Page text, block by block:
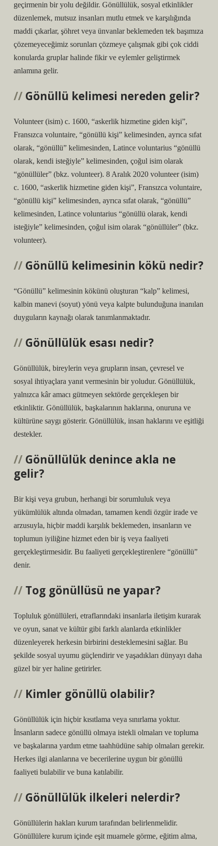
geçirmenin bir yolu değildir. Gönüllülük, sosyal etkinlikler
düzenlemek, mutsuz insanları mutlu etmek ve karşılığında
maddi çıkarlar, şöhret veya ünvanlar beklemeden tek başımıza
çözemeyeceğimiz sorunları çözmeye çalışmak gibi çok ciddi
konularda gruplar halinde fikir ve eylemler geliştirmek
anlamına gelir.
Gönüllü kelimesi nereden gelir?
Volunteer (isim) c. 1600, “askerlik hizmetine giden kişi”,
Fransızca voluntaire, “gönüllü kişi” kelimesinden, ayrıca sıfat
olarak, “gönüllü” kelimesinden, Latince voluntarius “gönüllü
olarak, kendi isteğiyle” kelimesinden, çoğul isim olarak
“gönüllüler” (bkz. volunteer). 8 Aralık 2020 volunteer (isim)
c. 1600, “askerlik hizmetine giden kişi”, Fransızca voluntaire,
“gönüllü kişi” kelimesinden, ayrıca sıfat olarak, “gönüllü”
kelimesinden, Latince voluntarius “gönüllü olarak, kendi
isteğiyle” kelimesinden, çoğul isim olarak “gönüllüler” (bkz.
volunteer).
Gönüllü kelimesinin kökü nedir?
“Gönüllü” kelimesinin kökünü oluşturan “kalp” kelimesi,
kalbin manevi (soyut) yönü veya kalpte bulunduğuna inanılan
duyguların kaynağı olarak tanımlanmaktadır.
Gönüllülük esası nedir?
Gönüllülük, bireylerin veya grupların insan, çevresel ve
sosyal ihtiyaçlara yanıt vermesinin bir yoludur. Gönüllülük,
yalnızca kâr amacı gütmeyen sektörde gerçekleşen bir
etkinliktir. Gönüllülük, başkalarının haklarına, onuruna ve
kültürüne saygı gösterir. Gönüllülük, insan haklarını ve eşitliği
destekler.
Gönüllülük denince akla ne
gelir?
Bir kişi veya grubun, herhangi bir sorumluluk veya
yükümlülük altında olmadan, tamamen kendi özgür irade ve
arzusuyla, hiçbir maddi karşılık beklemeden, insanların ve
toplumun iyiliğine hizmet eden bir iş veya faaliyeti
gerçekleştirmesidir. Bu faaliyeti gerçekleştirenlere “gönüllü”
denir.
Tog gönüllüsü ne yapar?
Topluluk gönüllüleri, etraflarındaki insanlarla iletişim kurarak
ve oyun, sanat ve kültür gibi farklı alanlarda etkinlikler
düzenleyerek herkesin birbirini desteklemesini sağlar. Bu
şekilde sosyal uyumu güçlendirir ve yaşadıkları dünyayı daha
güzel bir yer haline getirirler.
Kimler gönüllü olabilir?
Gönüllülük için hiçbir kısıtlama veya sınırlama yoktur.
İnsanların sadece gönüllü olmaya istekli olmaları ve topluma
ve başkalarına yardım etme taahhüdüne sahip olmaları gerekir.
Herkes ilgi alanlarına ve becerilerine uygun bir gönüllü
faaliyeti bulabilir ve buna katılabilir.
Gönüllülük ilkeleri nelerdir?
Gönüllülerin hakları kurum tarafından belirlenmelidir.
Gönüllülere kurum içinde eşit muamele görme, eğitim alma,